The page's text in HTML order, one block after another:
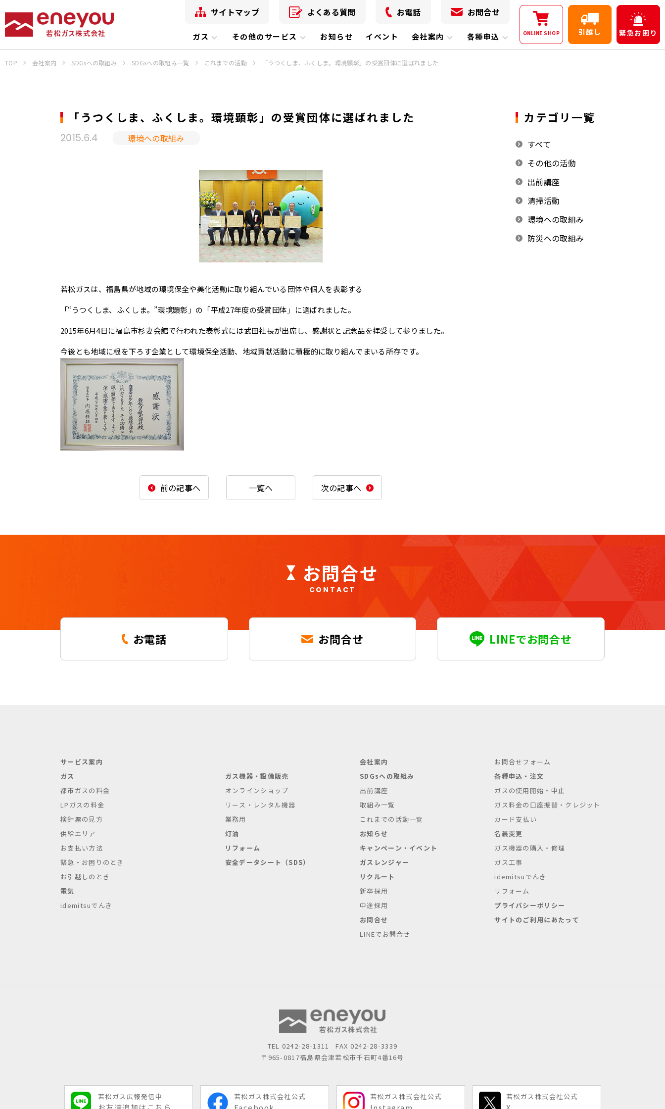
ガス その他のサービス お知らせ イベント 会社案内 各種申込
サイトマップ よくある質問 お電話 お問合せ
ONLINE SHOP 引越し 緊急お困り
TOP 会社案内 SDGsへの取組み SDGsへの取組み一覧 これまでの活動 「うつくしま、ふくしま。環境顕彰」の受賞団体に選ばれました
2015.6.4 環境への取組み
「うつくしま、ふくしま。環境顕彰」の受賞団体に選ばれました
若松ガスは、福島県が地域の環境保全や美化活動に取り組んでいる団体や個人を表彰する
「“うつくしま、ふくしま。”環境顕彰」の「平成27年度の受賞団体」に選ばれました。
2015年6月4日に福島市杉妻会館で行われた表彰式には武田社長が出席し、感謝状と記念品を拝受して参りました。
今後とも地域に根を下ろす企業として環境保全活動、地域貢献活動に積極的に取り組んでまいる所存です。
前の記事へ 一覧へ 次の記事へ
カテゴリ一覧
すべて
その他の活動
出前講座
清掃活動
環境への取組み
防災への取組み
お問合せ
CONTACT
お電話 お問合せ LINEでお問合せ
サービス案内
ガス
都市ガスの料金
LPガスの料金
検針票の見方
供給エリア
お支払い方法
緊急・お困りのとき
お引越しのとき
電気
idemitsuでんき
ガス機器・設備販売
オンラインショップ
リース・レンタル機器
業務用
灯油
リフォーム
安全データシート（SDS）
会社案内
SDGsへの取組み
出前講座
取組み一覧
これまでの活動一覧
お知らせ
キャンペーン・イベント
ガスレンジャー
リクルート
新卒採用
中途採用
お問合せ
LINEでお問合せ
お問合せフォーム
各種申込・注文
ガスの使用開始・中止
ガス料金の口座振替・クレジット
カード支払い
名義変更
ガス機器の購入・修理
ガス工事
idemitsuでんき
リフォーム
プライバシーポリシー
サイトのご利用にあたって
TEL 0242-28-1311
FAX 0242-28-3339
〒965-0817福島県会津若松市千石町4番16号
若松ガス広報発信中 若松ガス株式会社公式 若松ガス株式会社公式 若松ガス株式会社公式